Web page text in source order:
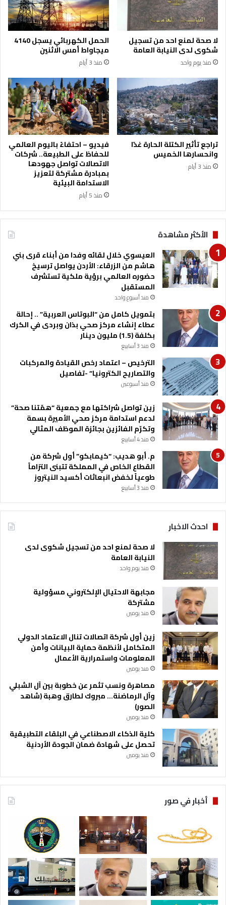
ا
ل
ص
ن
ا
ع
ي
ة
ي
ع
ز
ز
ح
ض
و
ر
ل
ا
ل
م
ي
ت
ج
ا
ر
ة
ا
ل
إ
ل
ك
ت
ر
و
ن
ي
ؤ
س
ة
د
ر
ي
ي
ة
و
م
ن
ص
ة
م
ت
ق
د
م
ة
ل
ل
ع
ل
م
ا
ل
م
ه
ن
ي
و
ا
ق
ن
ي
لا صحة لمنع احد من تسجيل
شكوى لدى النيابة العامة
منذ يوم واحد
الحمل الكهربائي يسجل 4140
ميجاواط أمس الاثنين
منذ 3 أيام
تراجع تأثير الكتلة الحارة غدًا
وانحسارها الخميس
منذ 3 أيام
فيديو – احتفاءً باليوم العالمي
للحفاظ على الطبيعة.. شركات
الاتصالات تواصل جهودها
بمبادرة مشتركة لتعزيز
الاستدامة البيئية
منذ 5 أيام
الأكثر مشاهدة
العيسوي خلال لقائه وفدا من أبناء قرى بني
هاشم من الزرقاء: الأردن يواصل ترسيخ
حضوره العالمي برؤية ملكية تستشرف
المستقبل
منذ أسبوع واحد
بتمويل كامل من “البوتاس العربية” .. إحالة
عطاء إنشاء مركز صحي بذان وبردى في الكرك
بكلفة (1.5) مليون دينار
منذ 3 أسابيع
الترخيص – اعتماد رخص القيادة والمركبات
والتصاريح الكترونيا” -تفاصيل
منذ أسبوعين
زين تواصل شراكتها مع جمعية “همّتنا صحة”
لدعم استدامة مركز صحي الأميرة بسمة
وتكرّم الفائزين بجائزة الموظف المثالي
منذ 4 أسابيع
م. أبو هديب: “كيمابكو” أول شركة من
القطاع الخاص في المملكة تتبنى التزاماً
طوعياً لخفض انبعاثات أكسيد النيتروز
منذ 3 أسابيع
احدث الاخبار
لا صحة لمنع احد من تسجيل شكوى لدى
النيابة العامة
منذ يوم واحد
مجابهة الاحتيال الإلكتروني مسؤولية
مشتركة
منذ يومين
زين أول شركة اتصالات تنال الاعتماد الدولي
المتكامل لأنظمة حماية البيانات وأمن
المعلومات واستمرارية الأعمال
منذ يومين
مصاهرة ونسب تثمر عن خطوبة بين آل الشبلي
وآل الرماضنة… مبروك لطارق وهبة (شاهد
الصور)
منذ يومين
كلية الذكاء الاصطناعي في البلقاء التطبيقية
تحصل على شهادة ضمان الجودة الأردنية
منذ يومين
أخبار في صور